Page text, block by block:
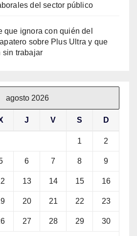
del sector público
que ignora con quién del
sobre Plus Ultra y que
sin trabajar
agosto 2026
J V S D
1 2
6 7 8 9
13 14 15 16
20 21 22 23
27 28 29 30